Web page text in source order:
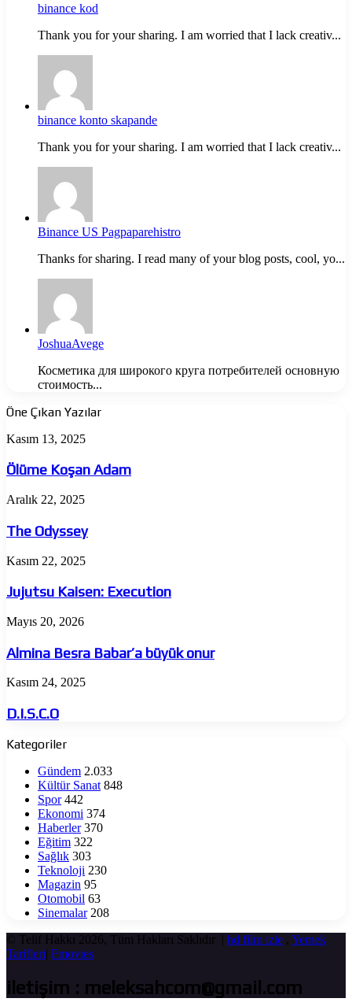
binance kod
Thank you for your sharing. I am worried that I lack creativ...
binance konto skapande
Thank you for your sharing. I am worried that I lack creativ...
Binance US Pagpaparehistro
Thanks for sharing. I read many of your blog posts, cool, yo...
JoshuaAvege
Косметика для широкого круга потребителей основную
стоимость...
Öne Çıkan Yazılar
Ölüme
Adam
Kasım 13, 2025
Ölüme Koşan Adam
The
Aralık 22, 2025
The Odyssey
Jujutsu
Execution
Kasım 22, 2025
Jujutsu Kaisen: Execution
Almina
Babar’a
büyük
onur
Mayıs 20, 2026
Almina Besra Babar’a büyük onur
D.I.S.C.O
Kasım 24, 2025
D.I.S.C.O
Kategoriler
Gündem 2.033
Kültür Sanat 848
Spor 442
Ekonomi 374
Haberler 370
Eğitim 322
Sağlık 303
Teknoloji 230
Magazin 95
Otomobil 63
Sinemalar 208
© Telif Hakkı 2026, Tüm Hakları Saklıdır | hd film izle , Yemek
Tarifleri| Fmovies
iletişim : meleksahcom@gmail.com